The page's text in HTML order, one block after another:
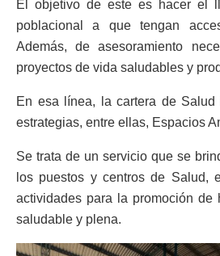
El objetivo de este es hacer el
poblacional a que tengan
Además, de asesoramiento
proyectos de vida saludables y
En esa línea, la cartera de
estrategias, entre ellas, Espacios
Se trata de un servicio que se
los puestos y centros de Salud,
actividades para la promoción de
saludable y plena.